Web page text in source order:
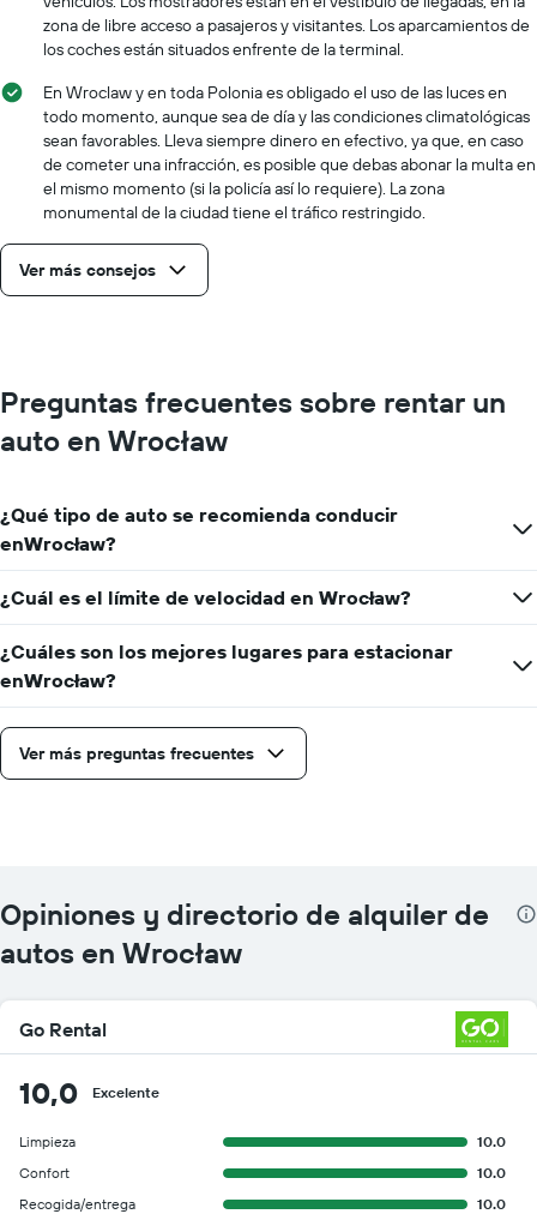
zona de libre acceso a pasajeros y visitantes. Los aparcamientos de
los coches están situados enfrente de la terminal.
En Wroclaw y en toda Polonia es obligado el uso de las luces en
todo momento, aunque sea de día y las condiciones climatológicas
sean favorables. Lleva siempre dinero en efectivo, ya que, en caso
de cometer una infracción, es posible que debas abonar la multa en
el mismo momento (si la policía así lo requiere). La zona
monumental de la ciudad tiene el tráfico restringido.
Ver más consejos
Preguntas frecuentes sobre rentar un
auto en Wrocław
¿Qué tipo de auto se recomienda conducir
enWrocław?
¿Cuál es el límite de velocidad en Wrocław?
¿Cuáles son los mejores lugares para estacionar
enWrocław?
Ver más preguntas frecuentes
Opiniones y directorio de alquiler de
autos en Wrocław
Go Rental
10,0 Excelente
Limpieza
10.0
Confort
10.0
Recogida/entrega
10.0